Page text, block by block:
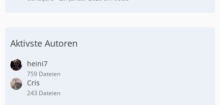
Aktivste Autoren
heini7
759 Dateien
Cris
243 Dateien